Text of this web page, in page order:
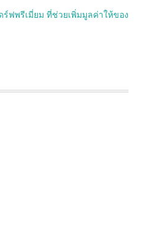
ร์ฟพรีเมี่ยม ที่ช่วยเพิ่มมูลค่าให้ของ